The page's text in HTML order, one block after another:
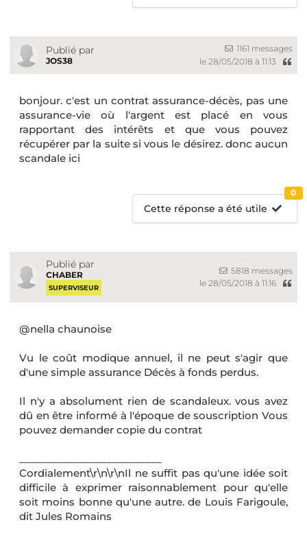
Publié par
JOS38
1161 messages
le 28/05/2018 à 11:13
bonjour. c'est un contrat assurance-décès, pas une
assurance-vie où l'argent est placé en vous
rapportant des intérêts et que vous pouvez
récupérer par la suite si vous le désirez. donc aucun
scandale ici
Cette réponse a été utile
0
Publié par
CHABER
SUPERVISEUR
5818 messages
le 28/05/2018 à 11:16
@nella chaunoise
Vu le coût modique annuel, il ne peut s'agir que
d'une simple assurance Décès à fonds perdus.
Il n'y a absolument rien de scandaleux. vous avez
dû en être informé à l'époque de souscription Vous
pouvez demander copie du contrat
Cordialement\r\n\r\nIl ne suffit pas qu'une idée soit
difficile à exprimer raisonnablement pour qu'elle
soit moins bonne qu'une autre. de Louis Farigoule,
dit Jules Romains